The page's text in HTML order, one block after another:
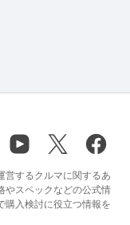
営するクルマに関するあ
やスペックなどの公式情
購入検討に役立つ情報を